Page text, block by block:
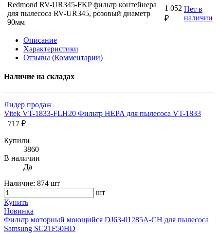
Redmond RV-UR345-FKP фильтр контейнера
для пылесоса RV-UR345, розовый диаметр
90мм
1 052
₽
Нет в
наличии
Описание
Характеристики
Отзывы (Комментарии)
Наличие на складах
Лидер продаж
Vitek VT-1833-FLH20 Фильтр HEPA для пылесоса VT-1833
717 ₽
Купили
3860
В наличии
Да
Наличие: 874 шт
шт
Купить
Новинка
Фильтр моторный моющийся DJ63-01285A-CH для пылесоса
Samsung SC21F50HD